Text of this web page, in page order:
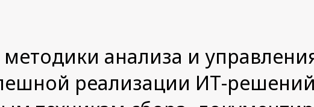
анализа и
реализации ИТ-